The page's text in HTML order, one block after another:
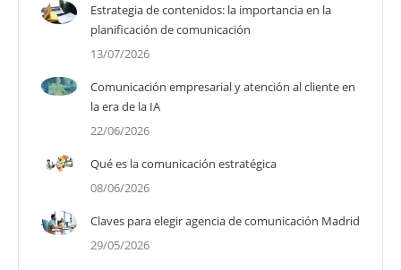
Estrategia de contenidos: la importancia en la
planificación de comunicación
13/07/2026
Comunicación empresarial y atención al cliente en
la era de la IA
22/06/2026
Qué es la comunicación estratégica
08/06/2026
Claves para elegir agencia de comunicación Madrid
29/05/2026